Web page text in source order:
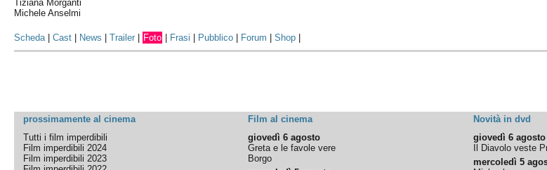
Tiziana Morganti
Michele Anselmi
Scheda|Cast News |Trailer Foto Frasi Pubblico Forum |Shop
prossimamente al cinema Film al cinema Novità in dvd
Tutti i film imperdibili
Film imperdibili 2024
Film imperdibili 2023
giovedì 6 agosto
Greta e le favole vere
Borgo
giovedì 6 agosto
Il Diavolo veste
mercoledì 5